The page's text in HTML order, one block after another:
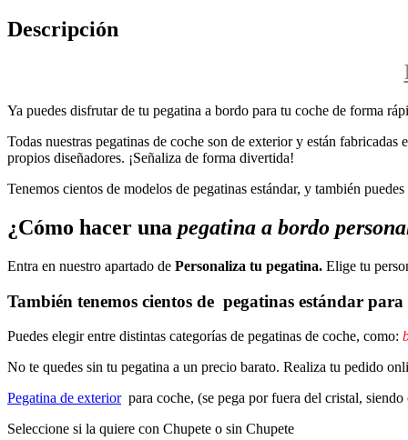
Descripción
Ya puedes disfrutar de tu pegatina a bordo para tu coche de forma
Todas nuestras pegatinas de coche son de exterior y están
propios diseñadores. ¡Señaliza de forma divertida!
Tenemos cientos de modelos de pegatinas estándar, y también
¿Cómo hacer una pegatina a bordo
Entra en nuestro apartado de Personaliza tu pegatina. Elige tu
También tenemos cientos de pegatinas estándar para
Puedes elegir entre distintas categorías de pegatinas de coche, como:
No te quedes sin tu pegatina a un precio barato. Realiza tu pedido
Pegatina de exteriorpara coche, (se pega por fuera del cristal,
Seleccione si la quiere con Chupete o sin Chupete